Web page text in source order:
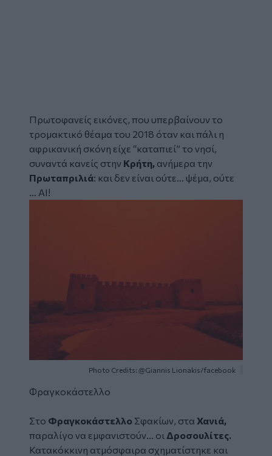
Πρωτοφανείς εικόνες, που υπερβαίνουν το
τρομακτικό θέαμα του 2018 όταν και πάλι η
αφρικανική σκόνη είχε “καταπιεί” το νησί,
συναντά κανείς στην Κρήτη, ανήμερα την
Πρωταπριλιά: και δεν είναι ούτε… ψέμα, ούτε
… AI!
Photo Credits: @Giannis Lionakis/facebook
Φραγκοκάστελλο
Στο Φραγκοκάστελλο Σφακίων, στα Χανιά,
παραλίγο να εμφανιστούν... οι Δροσουλίτες.
Κατακόκκινη ατμόσφαιρα σχηματίστηκε και